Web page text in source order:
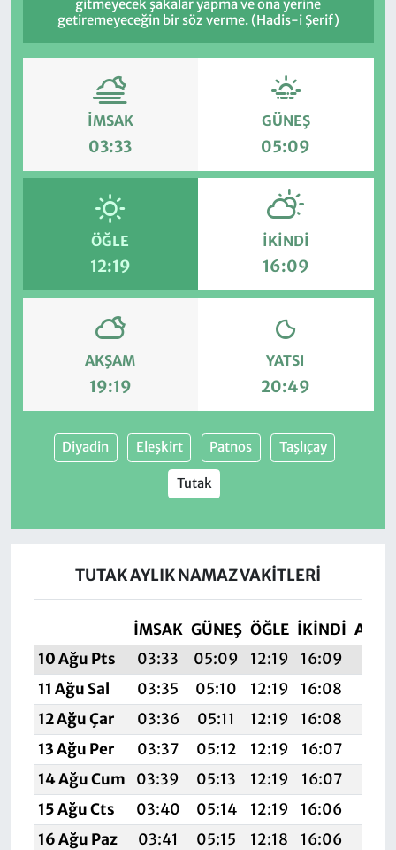
gitmeyecek şakalar yapma ve ona yerine
getiremeyeceğin bir söz verme. (Hadis-i Şerif)
İMSAK
03:33
GÜNEŞ
05:09
ÖĞLE
12:19
İKINDI
16:09
AKŞAM
19:19
YATSI
20:49
Diyadin Eleşkirt Patnos Taşlıçay
Tutak
TUTAK AYLIK NAMAZ VAKITLERI
İMSAK GÜNEŞ ÖĞLE İKINDI
10 Ağu Pts
03:33 05:09 12:19 16:09
11 Ağu Sal
03:35 05:10 12:19 16:08
12 Ağu Çar
03:36 05:11 12:19 16:08
13 Ağu Per
03:37 05:12 12:19 16:07
14 Ağu Cum
03:39 05:13 12:19 16:07
15 Ağu Cts
03:40 05:14 12:19 16:06
16 Ağu Paz
03:41 05:15 12:18 16:06